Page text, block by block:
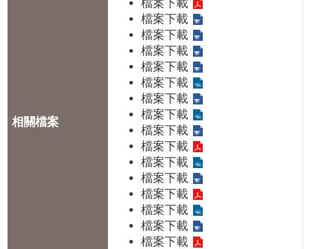
訊
檔案下載
檔案下載
檔案下載
檔案下載
檔案下載
檔案下載
檔案下載
檔案下載
檔案下載
檔案下載
檔案下載
檔案下載
檔案下載
檔案下載
檔案下載
檔案下載